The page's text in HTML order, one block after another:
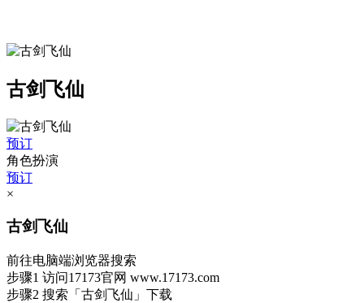
古剑飞仙
预订
角色扮演
预订
×
古剑飞仙
前往电脑端浏览器搜索
步骤1 访问17173官网 www.17173.com
步骤2 搜索 「古剑飞仙」 下载